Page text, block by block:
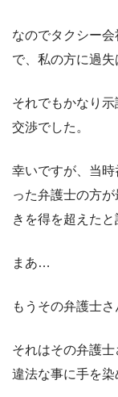
なのでタクシー
で、私の方に過失
それでもかなり
交渉でした。
幸いですが、当
った弁護士の方
きを得を超えたと
まあ…
もうその弁護士
それはその弁護
違法な事に手を染